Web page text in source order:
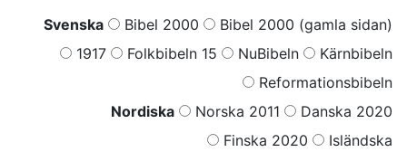
Svenska Bibel 2000
Bibel 2000 (gamla sidan)
1917
Folkbibeln 15 NuBibeln
Kärnbibeln
Reformationsbibeln
Nordiska
Norska 2011
Danska 2020
Finska 2020
Isländska